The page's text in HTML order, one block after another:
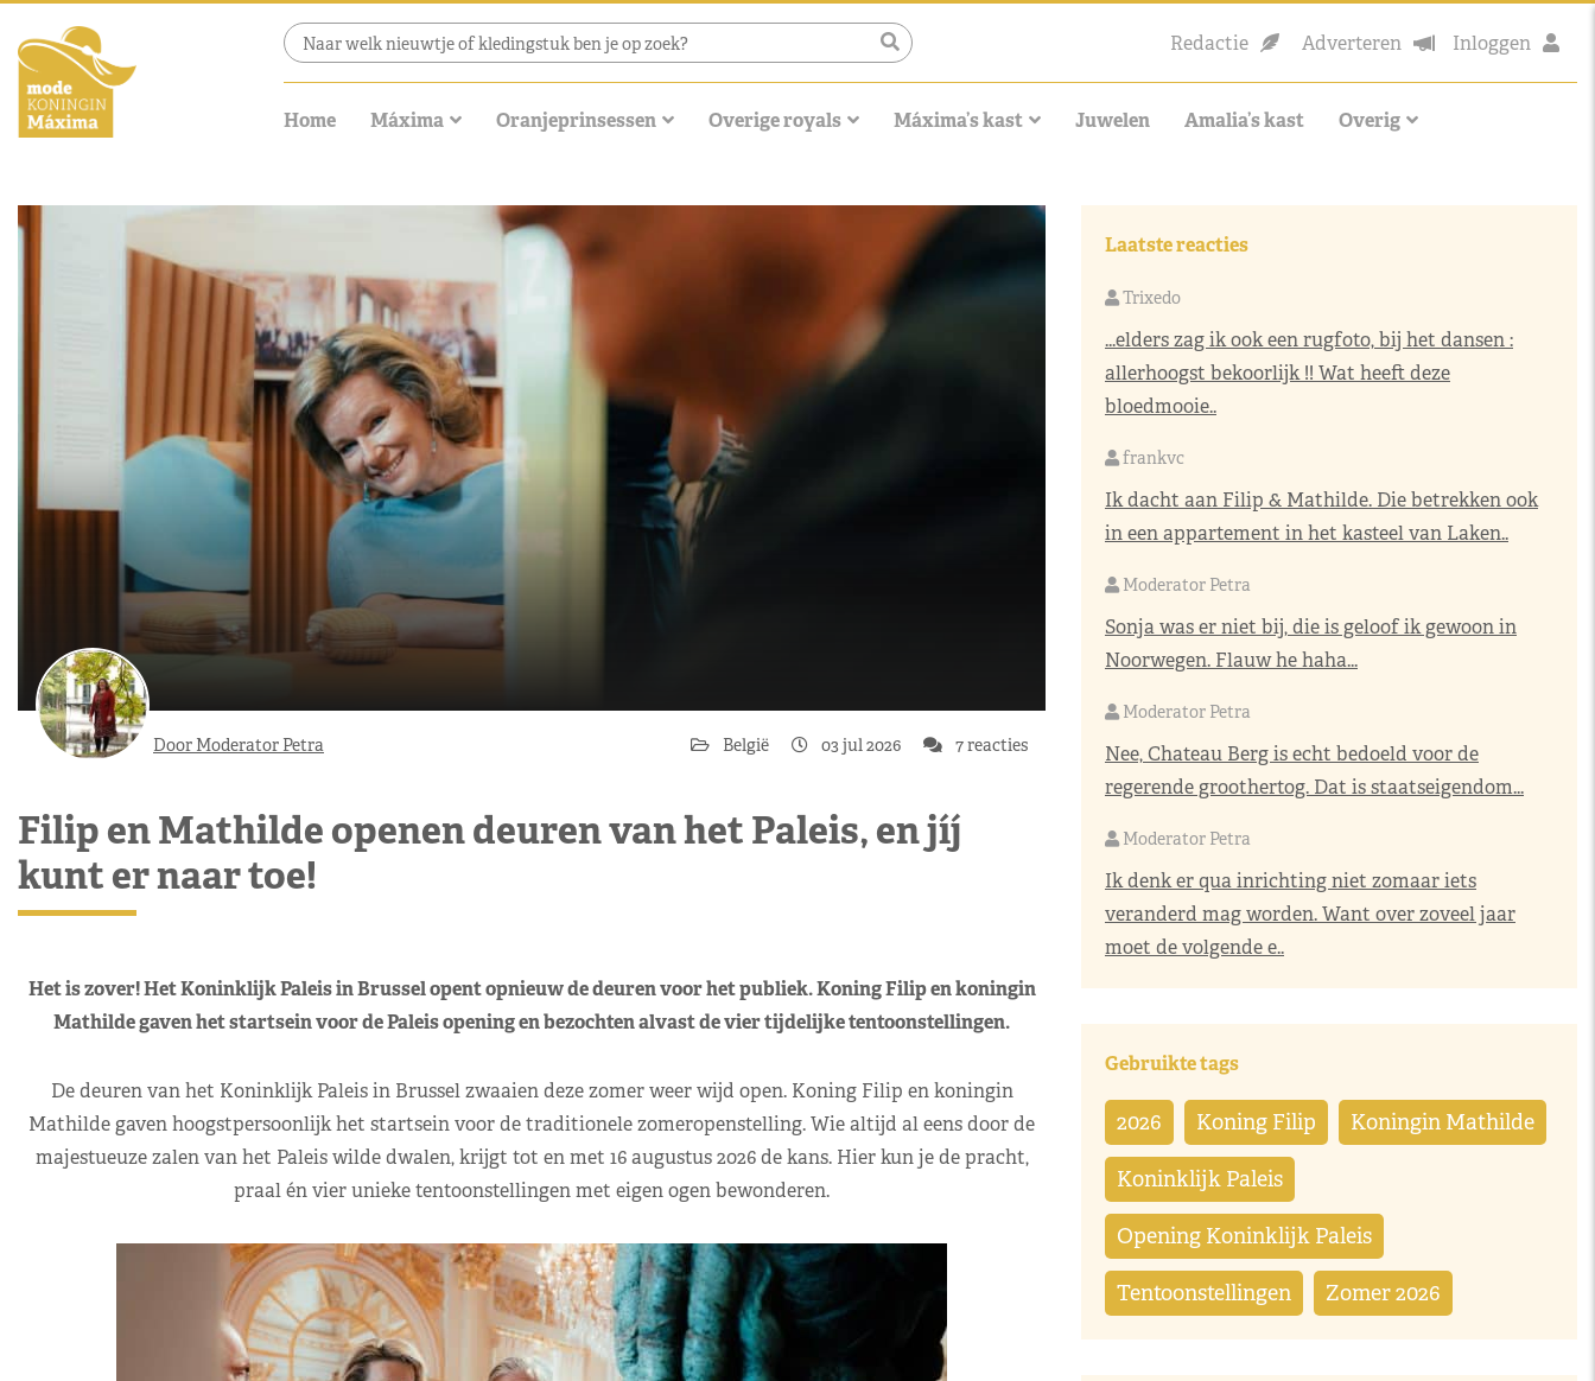
Redactie Adverteren Inloggen
Home Máxima Oranjeprinsessen Overige royals Máxima’s kast Juwelen Amalia’s kast Overig
Door Moderator Petra België 03 jul 2026 7 reacties
Filip en Mathilde openen deuren van het Paleis, en jíj
kunt er naar toe!
Het is zover! Het Koninklijk Paleis in Brussel opent opnieuw de deuren voor het publiek. Koning Filip en koningin
Mathilde gaven het startsein voor de Paleis opening en bezochten alvast de vier tijdelijke tentoonstellingen.
De deuren van het Koninklijk Paleis in Brussel zwaaien deze zomer weer wijd open. Koning Filip en koningin
Mathilde gaven hoogstpersoonlijk het startsein voor de traditionele zomeropenstelling. Wie altijd al eens door de
majestueuze zalen van het Paleis wilde dwalen, krijgt tot en met 16 augustus 2026 de kans. Hier kun je de pracht,
praal én vier unieke tentoonstellingen met eigen ogen bewonderen.
Laatste reacties
Trixedo
...elders zag ik ook een rugfoto, bij het dansen :
allerhoogst bekoorlijk !! Wat heeft deze
bloedmooie..
frankvc
Ik dacht aan Filip & Mathilde. Die betrekken ook
in een appartement in het kasteel van Laken..
Moderator Petra
Sonja was er niet bij, die is geloof ik gewoon in
Noorwegen. Flauw he haha...
Moderator Petra
Nee, Chateau Berg is echt bedoeld voor de
regerende groothertog. Dat is staatseigendom...
Moderator Petra
Ik denk er qua inrichting niet zomaar iets
veranderd mag worden. Want over zoveel jaar
moet de volgende e..
Gebruikte tags
2026 Koning Filip Koningin Mathilde
Koninklijk Paleis
Opening Koninklijk Paleis
Tentoonstellingen Zomer 2026